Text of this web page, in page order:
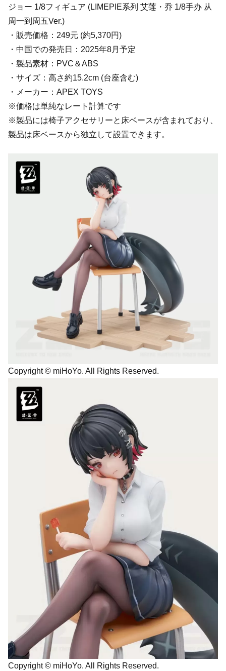
ジョー 1/8フィギュア (LIMEPIE系列 艾莲・乔 1/8手办 从
周一到周五Ver.)
・販売価格：249元 (約5,370円)
・中国での発売日：2025年8月予定
・製品素材：PVC＆ABS
・サイズ：高さ約15.2cm (台座含む)
・メーカー：APEX TOYS
※価格は単純なレート計算です
※製品には椅子アクセサリーと床ベースが含まれており、
製品は床ベースから独立して設置できます。
Copyright © miHoYo. All Rights Reserved.
Copyright © miHoYo. All Rights Reserved.